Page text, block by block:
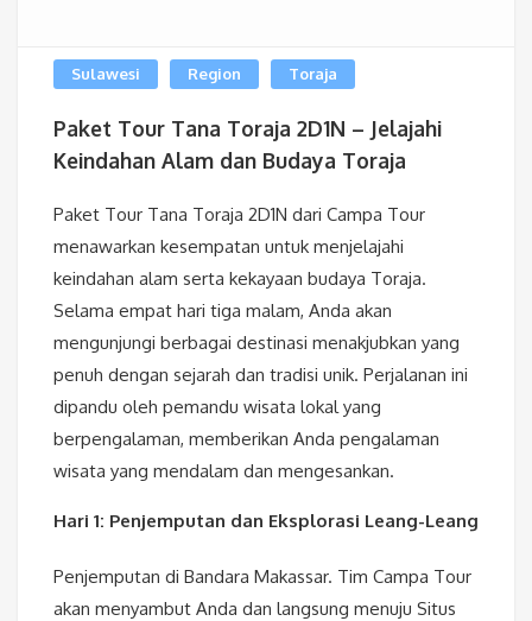
Sulawesi Region Toraja
Paket Tour Tana Toraja 2D1N – Jelajahi
Keindahan Alam dan Budaya Toraja
Paket Tour Tana Toraja 2D1N dari Campa Tour
menawarkan kesempatan untuk menjelajahi
keindahan alam serta kekayaan budaya Toraja.
Selama empat hari tiga malam, Anda akan
mengunjungi berbagai destinasi menakjubkan yang
penuh dengan sejarah dan tradisi unik. Perjalanan ini
dipandu oleh pemandu wisata lokal yang
berpengalaman, memberikan Anda pengalaman
wisata yang mendalam dan mengesankan.
Hari 1: Penjemputan dan Eksplorasi Leang-Leang
Penjemputan di Bandara Makassar. Tim Campa Tour
akan menyambut Anda dan langsung menuju Situs